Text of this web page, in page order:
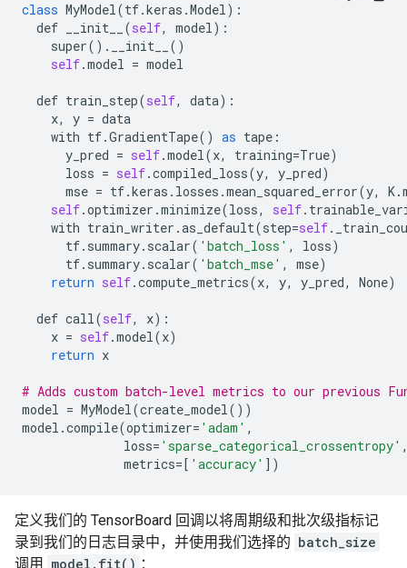
class MyModel(tf.keras .Model):
def
__init__ (self, model):
super() . __init__
()
self.model = model
def train_step(self, data):
x, y = data
with tf.GradientTape() as tape :
y_pred = self.model(x, training=True)
loss = self.compiled_loss(y, y_pred)
mse = tf.keras . losses .mean_squared_error(y, K.
self.optimizer .minimize(loss, self.
with train_writer .as_default(step=self.
tf. summary. scalar( 'batch_loss' , loss)
tf. summary. scalar( 'batch_mse' , mse)
return self.compute_metrics(x, y, y_pred, None)
def call(self, x):
x = self.model(x)
return x
# Adds custom batch-level metrics to our previous
model = MyModel(create_model())
model .compile(optimizer= 'adam' ,
loss= 'sparse_categorical_crossentropy'
metrics=[ 'accuracy' ])
定义我们的 TensorBoard 回调以将周期级和批次级指标记
录到我们的日志目录中，并使用我们选择的 batch_size
调用
model.fit() ：